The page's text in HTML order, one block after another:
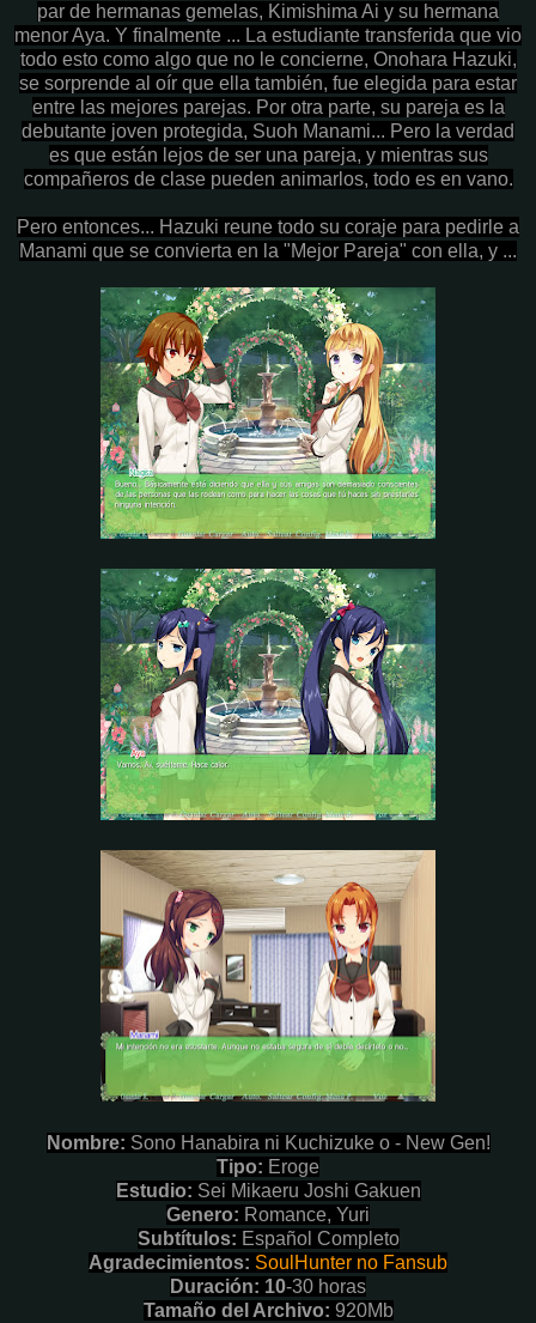
par de hermanas gemelas, Kimishima Ai y su hermana
menor Aya. Y finalmente ... La estudiante transferida que vio
todo esto como algo que no le concierne, Onohara Hazuki,
se sorprende al oír que ella también, fue elegida para estar
entre las mejores parejas. Por otra parte, su pareja es la
debutante joven protegida, Suoh Manami... Pero la verdad
es que están lejos de ser una pareja, y mientras sus
compañeros de clase pueden animarlos, todo es en vano.
Pero entonces... Hazuki reune todo su coraje para pedirle a
Manami que se convierta en la "Mejor Pareja" con ella, y ...
Nombre: Sono Hanabira ni Kuchizuke o - New Gen!
Tipo: Eroge
Estudio: Sei Mikaeru Joshi Gakuen
Genero: Romance, Yuri
Subtítulos: Español Completo
Agradecimientos: SoulHunter no Fansub
Duración: 10-30 horas
Tamaño del Archivo: 920Mb